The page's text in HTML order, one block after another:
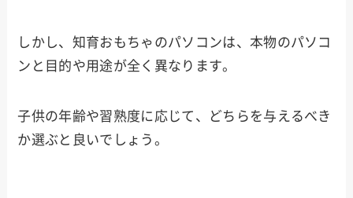
しかし、知育おもちゃのパソコンは、本物のパソコ
ンと目的や用途が全く異なります。
子供の年齢や習熟度に応じて、どちらを与えるべき
か選ぶと良いでしょう。